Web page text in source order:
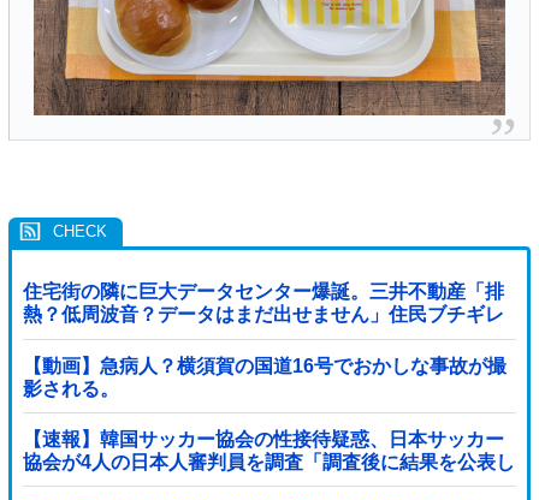
住宅街の隣に巨大データセンター爆誕。三井不動産「排
熱？低周波音？データはまだ出せません」住民ブチギレ
【動画】急病人？横須賀の国道16号でおかしな事故が撮
影される。
【速報】韓国サッカー協会の性接待疑惑、日本サッカー
協会が4人の日本人審判員を調査「調査後に結果を公表し
ます」